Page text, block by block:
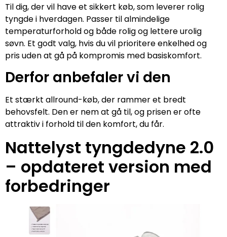
Til dig, der vil have et sikkert køb, som leverer rolig
tyngde i hverdagen. Passer til almindelige
temperaturforhold og både rolig og lettere urolig
søvn. Et godt valg, hvis du vil prioritere enkelhed og
pris uden at gå på kompromis med basiskomfort.
Derfor anbefaler vi den
Et stærkt allround-køb, der rammer et bredt
behovsfelt. Den er nem at gå til, og prisen er ofte
attraktiv i forhold til den komfort, du får.
Nattelyst tyngdedyne 2.0
– opdateret version med
forbedringer